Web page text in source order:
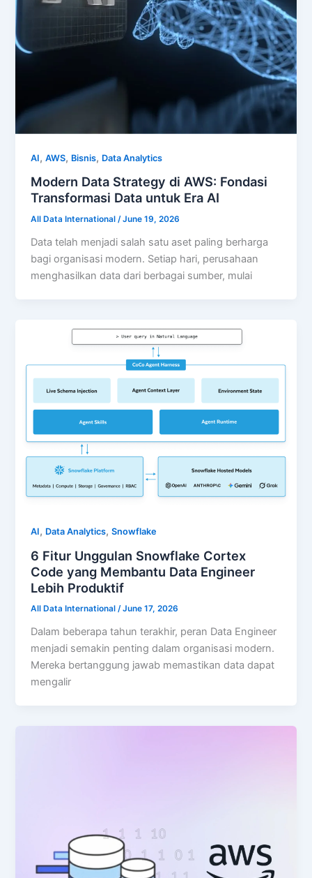
AI,AWS, Bisnis, Data Analytics
Modern Data Strategy di AWS: Fondasi
Transformasi Data untuk Era AI
All Data International/June 19, 2026
Data telah menjadi salah satu aset paling berharga
bagi organisasi modern. Setiap hari, perusahaan
menghasilkan data dari berbagai sumber, mulai
AI, Data Analytics,Snowflake
6 Fitur Unggulan Snowflake Cortex
Code yang Membantu Data Engineer
Lebih Produktif
All Data International/June 17, 2026
Dalam beberapa tahun terakhir, peran Data Engineer
menjadi semakin penting dalam organisasi modern.
Mereka bertanggung jawab memastikan data dapat
mengalir